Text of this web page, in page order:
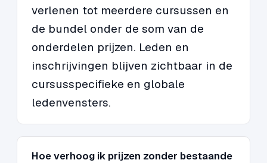
verlenen tot meerdere cursussen en
de bundel onder de som van de
onderdelen prijzen. Leden en
inschrijvingen blijven zichtbaar in de
cursusspecifieke en globale
ledenvensters.
Hoe verhoog ik prijzen zonder bestaande